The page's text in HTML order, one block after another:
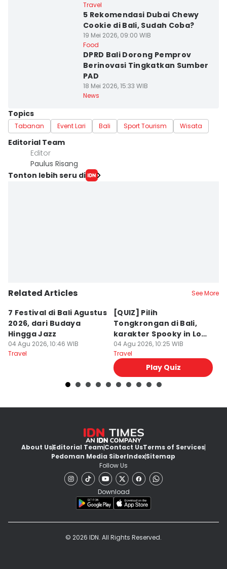
Travel
5 Rekomendasi Dubai Chewy
Cookie di Bali, Sudah Coba?
19 Mei 2026, 09:00 WIB
Food
DPRD Bali Dorong Pemprov
Berinovasi Tingkatkan Sumber
PAD
18 Mei 2026, 15:33 WIB
News
Topics
Tabanan Event Lari Bali Sport Tourism Wisata
Editorial Team
Editor
Paulus Risang
Tonton lebih seru di
Related Articles See More
7 Festival di Bali Agustus
2026, dari Budaya
Hingga Jazz
04 Agu 2026, 10:46 WIB
Travel
[QUIZ] Pilih
Tongkrongan di Bali,
karakter Spooky in Love
Ini Mirip Kamu
04 Agu 2026, 10:25 WIB
Travel
Play Quiz
About UsEditorial TeamContact UsTerms of Services
Pedoman Media SiberIndexSitemap
Follow Us
Download
© 2026 IDN. All Rights Reserved.